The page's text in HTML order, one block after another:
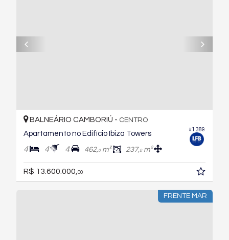
#1.389
BALNEÁRIO CAMBORIÚ - CENTRO
Apartamento no Edifício Ibiza Towers
4 4 4 462,0m² 237,0m²
R$ 13.600.000, 00
FRENTE MAR